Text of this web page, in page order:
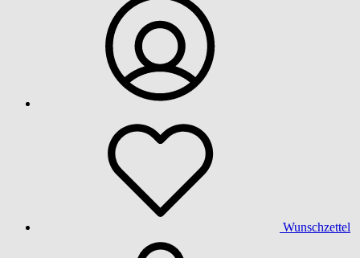
Wunschzettel